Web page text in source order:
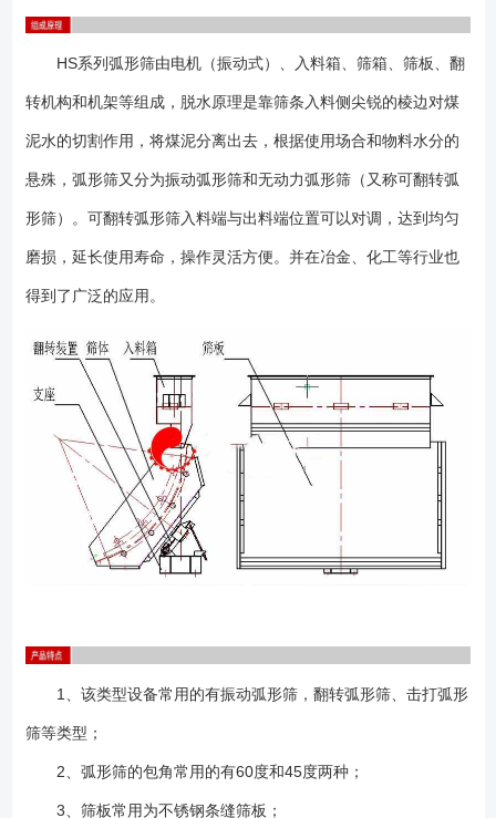
的效果，如发现跑粗磨损严重等现象需要将入料端与出料端对换下位置来
偏心块的夹角大小来改变激振力的大小； （3）筛网、橡胶弹簧等均为
易损件，需要定期检查，如有损坏请及时更换以免影响使用效果；
HS系列弧形筛由电机（振动式）、入料箱、筛箱、筛板、翻
转机构和机架等组成，脱水原理是靠筛条入料侧尖锐的棱边对煤
泥水的切割作用，将煤泥分离出去，根据使用场合和物料水分的
悬殊，弧形筛又分为振动弧形筛和无动力弧形筛（又称可翻转弧
形筛）。可翻转弧形筛入料端与出料端位置可以对调，达到均匀
磨损，延长使用寿命，操作灵活方便。并在冶金、化工等行业也
得到了广泛的应用。
1、该类型设备常用的有振动弧形筛，翻转弧形筛、击打弧形
筛等类型；
2、弧形筛的包角常用的有60度和45度两种；
3、筛板常用为不锈钢条缝筛板；